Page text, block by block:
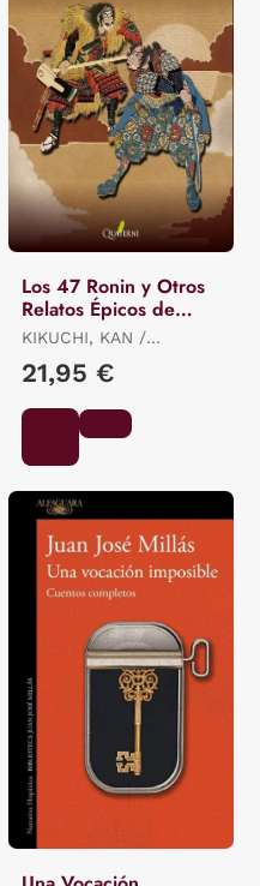
Los 47 Ronin y Otros
Relatos Épicos de
Samuráis
KIKUCHI, KAN /
OZAKI, YEI THEODORA /
21,95 €